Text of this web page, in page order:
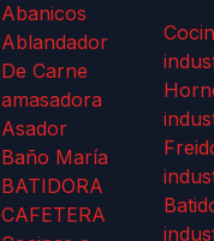
Abanicos
Ablandador
De Carne
amasadora
Asador
Baño María
BATIDORA
CAFETERA